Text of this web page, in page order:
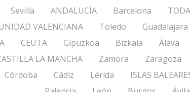
Sevilla ANDALUCÍA Barcelona
VALENCIANA Toledo Guadalajara
CEUTA Gipuzkoa Bizkaia Álava
LA MANCHA Zamora Zaragoza
Córdoba Cádiz Lérida ISLAS